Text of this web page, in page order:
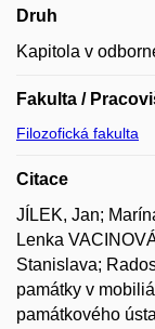
Druh
Kapitola v
Fakulta /
Filozofická fakulta
Citace
JÍLEK, Jan;
Lenka
Stanislava;
památky v
památkového